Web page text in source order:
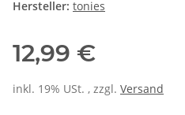
Hersteller: tonies
12,99 €
inkl. 19% USt. , zzgl. Versand